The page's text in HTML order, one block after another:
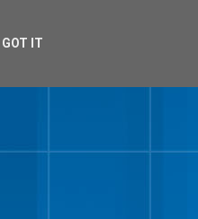
GOT IT